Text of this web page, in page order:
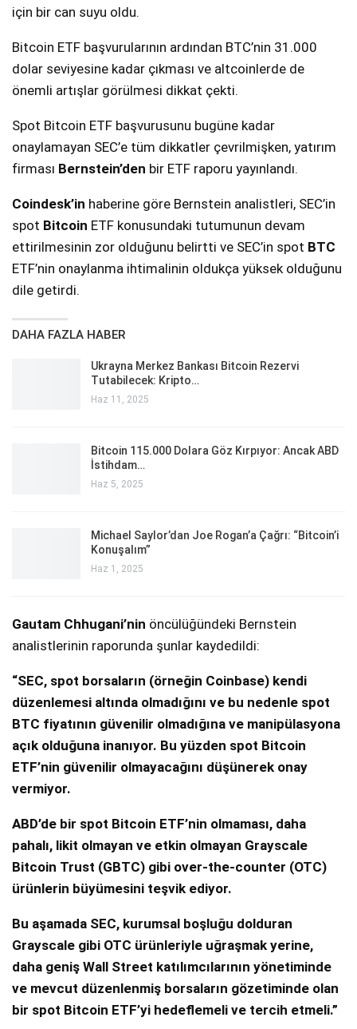
için bir can suyu oldu.
Bitcoin ETF başvurularının ardından BTC’nin 31.000
dolar seviyesine kadar çıkması ve altcoinlerde de
önemli artışlar görülmesi dikkat çekti.
Spot Bitcoin ETF başvurusunu bugüne kadar
onaylamayan SEC’e tüm dikkatler çevrilmişken, yatırım
firması Bernstein’den bir ETF raporu yayınlandı.
Coindesk’in haberine göre Bernstein analistleri, SEC’in
spot Bitcoin ETF konusundaki tutumunun devam
ettirilmesinin zor olduğunu belirtti ve SEC’in spot BTC
ETF’nin onaylanma ihtimalinin oldukça yüksek olduğunu
dile getirdi.
DAHA FAZLA HABER
Ukrayna Merkez Bankası Bitcoin Rezervi
Tutabilecek: Kripto…
Haz 11, 2025
Bitcoin 115.000 Dolara Göz Kırpıyor: Ancak ABD
İstihdam…
Haz 5, 2025
Michael Saylor’dan Joe Rogan’a Çağrı: “Bitcoin’i
Konuşalım”
Haz 1, 2025
Gautam Chhugani’nin öncülüğündeki Bernstein
analistlerinin raporunda şunlar kaydedildi:
“SEC, spot borsaların (örneğin Coinbase) kendi
düzenlemesi altında olmadığını ve bu nedenle spot
BTC fiyatının güvenilir olmadığına ve manipülasyona
açık olduğuna inanıyor. Bu yüzden spot Bitcoin
ETF’nin güvenilir olmayacağını düşünerek onay
vermiyor.
ABD’de bir spot Bitcoin ETF’nin olmaması, daha
pahalı, likit olmayan ve etkin olmayan Grayscale
Bitcoin Trust (GBTC) gibi over-the-counter (OTC)
ürünlerin büyümesini teşvik ediyor.
Bu aşamada SEC, kurumsal boşluğu dolduran
Grayscale gibi OTC ürünleriyle uğraşmak yerine,
daha geniş Wall Street katılımcılarının yönetiminde
ve mevcut düzenlenmiş borsaların gözetiminde olan
bir spot Bitcoin ETF’yi hedeflemeli ve tercih etmeli.”